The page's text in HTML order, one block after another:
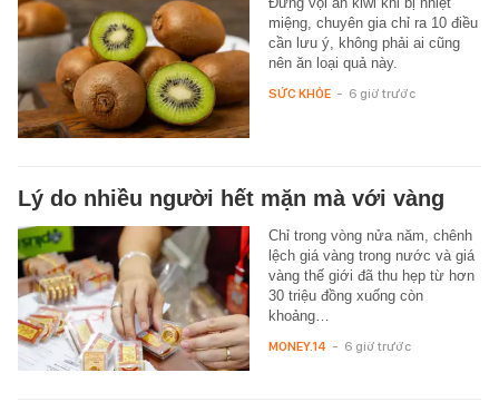
miệng, chuyên gia chỉ ra 10 điều
cần lưu ý, không phải ai cũng
nên ăn loại quả này.
SỨC KHỎE - 6 giờ trước
Lý do nhiều người hết mặn mà với vàng
Chỉ trong vòng nửa năm, chênh
lệch giá vàng trong nước và giá
vàng thế giới đã thu hẹp từ hơn
30 triệu đồng xuống còn
khoảng…
MONEY.14 - 6 giờ trước